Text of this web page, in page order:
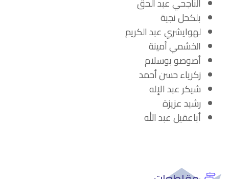
بلكحل نجية
لهوايشري عبد الكريم
الخشمي أمينة
أصوصو بوسلام
زكرياء حسن أحمد
شيكر عبد الإله
رشيد عزيزة
أباعقيل عبد الله